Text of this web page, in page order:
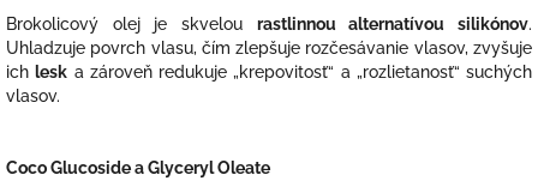
Brokolicový olej je skvelou
rastlinnou alternatívou silikónov.
Uhladzuje povrch vlasu, čím zlepšuje rozčesávanie vlasov, zvyšuje
ich lesk a zároveň redukuje „krepovitosť“ a „rozlietanosť“ suchých
vlasov.
Coco Glucoside a Glyceryl Oleate